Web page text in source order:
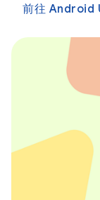
前往 Android